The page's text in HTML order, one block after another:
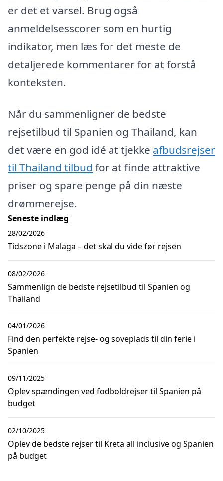
er det et varsel. Brug også
anmeldelsesscorer som en hurtig
indikator, men læs for det meste de
detaljerede kommentarer for at forstå
konteksten.
Når du sammenligner de bedste
rejsetilbud til Spanien og Thailand, kan
det være en god idé at tjekke afbudsrejser
til Thailand tilbud for at finde attraktive
priser og spare penge på din næste
drømmerejse.
Seneste indlæg
Tidszone i Malaga – det skal du vide før rejsen
28/02/2026
Sammenlign de bedste rejsetilbud til Spanien og
Thailand
08/02/2026
Find den perfekte rejse- og soveplads til din ferie i
Spanien
04/01/2026
Oplev spændingen ved fodboldrejser til Spanien på
budget
09/11/2025
Oplev de bedste rejser til Kreta all inclusive og Spanien
på budget
02/10/2025